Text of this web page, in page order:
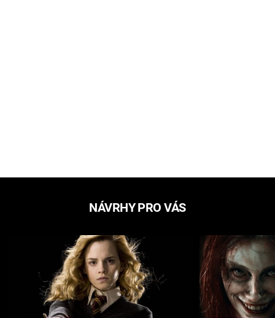
NÁVRHY PRO VÁS